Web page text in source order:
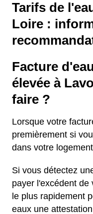
Tarifs de
Loire :
Facture
élevée à
faire ?
Lorsque votre
premièrement si
dans votre
Si vous détectez
payer l'excédent de
le plus rapidement
eaux une